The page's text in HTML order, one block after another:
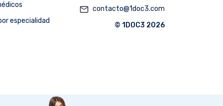
especialidad
mail_outline contacto@1doc3.com
© 1DOC3 2026